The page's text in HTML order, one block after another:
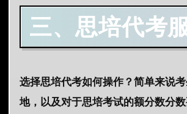
三、思培代考
选择思培代考如何操作？简单来说
地，以及对于思培考试的额分数分